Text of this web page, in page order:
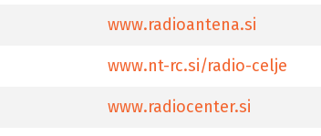
www.radioantena.si
www.nt-rc.si/radio-celje
www.radiocenter.si